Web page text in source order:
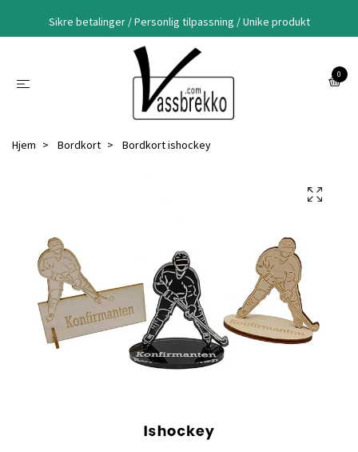
Sikre betalinger / Personlig tilpassning / Unike produkt
0
Hjem Bordkort Bordkort ishockey